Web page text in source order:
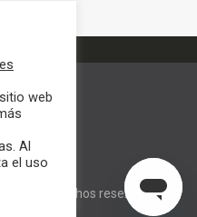
los derechos reservados
web
Al
el uso